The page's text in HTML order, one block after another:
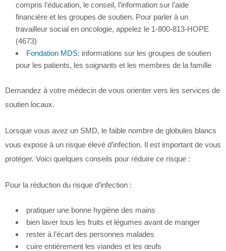
compris l’éducation, le conseil, l’information sur l’aide
financière et les groupes de soutien. Pour parler à un
travailleur social en oncologie, appelez le 1-800-813-HOPE
(4673)
Fondation MDS: informations sur les groupes de soutien
pour les patients, les soignants et les membres de la famille
Demandez à votre médecin de vous orienter vers les services de
soutien locaux.
Lorsque vous avez un SMD, le faible nombre de globules blancs
vous expose à un risque élevé d’infection. Il est important de vous
protéger. Voici quelques conseils pour réduire ce risque :
Pour la réduction du risque d’infection :
pratiquer une bonne hygiène des mains
bien laver tous les fruits et légumes avant de manger
rester à l’écart des personnes malades
cuire entièrement les viandes et les œufs